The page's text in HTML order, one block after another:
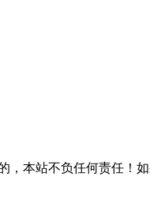
本站不负任何责任！